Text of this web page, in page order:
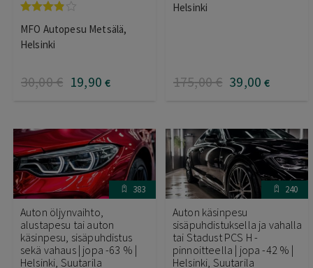
tuotteesta:
3.75/ 5
MFO Autopesu Metsälä,
Helsinki
30,00€ 19,90 €
Helsinki
175,00€ 39,00 €
383
Auton öljynvaihto,
alustapesu tai auton
käsinpesu, sisäpuhdistus
sekä vahaus | jopa -63 % |
Helsinki, Suutarila
240
Auton käsinpesu
sisäpuhdistuksella ja vahalla
tai Stadust PCS H -
pinnoitteella | jopa -42 % |
Helsinki, Suutarila